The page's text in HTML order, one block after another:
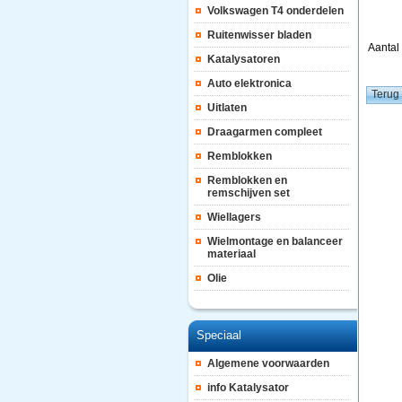
Volkswagen T4 onderdelen
Ruitenwisser bladen
Katalysatoren
Auto elektronica
Uitlaten
Draagarmen compleet
Remblokken
Remblokken en
remschijven set
Wiellagers
Wielmontage en balanceer
materiaal
Olie
Speciaal
Algemene voorwaarden
info Katalysator